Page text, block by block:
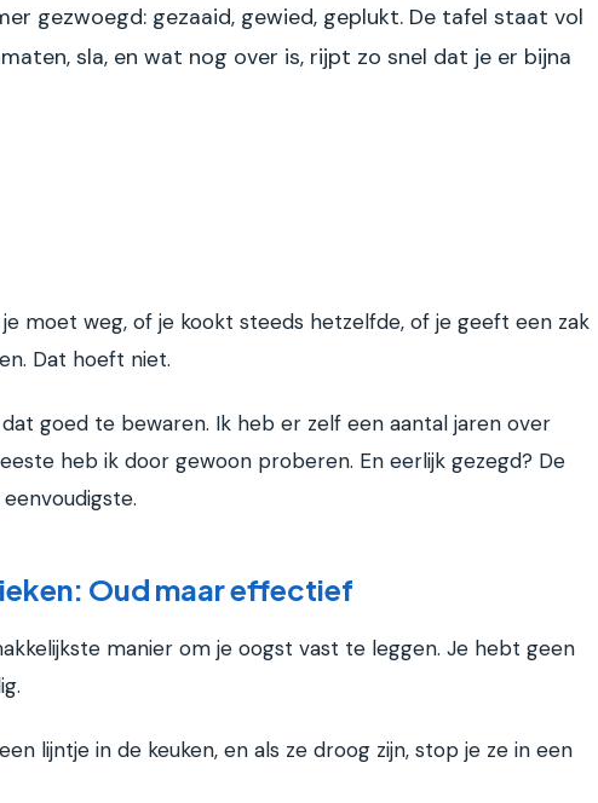
gezwoegd: gezaaid, gewied, geplukt. De tafel staat vol
sla, en wat nog over is, rijpt zo snel dat je er bijna
moet weg, of je kookt steeds hetzelfde, of je geeft een zak
Dat hoeft niet.
goed te bewaren. Ik heb er zelf een aantal jaren over
heb ik door gewoon proberen. En eerlijk gezegd? De
Oud maar effectief
manier om je oogst vast te leggen. Je hebt geen
lijntje in de keuken, en als ze droog zijn, stop je ze in een